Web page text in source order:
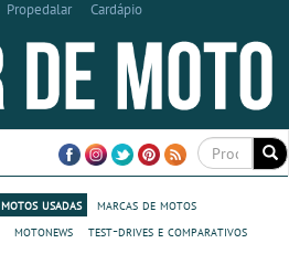
Propedalar Cardápio
motos usadas
marcas de motos
motonews
test-drives e comparativos